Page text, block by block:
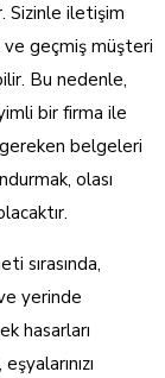
Sizinle iletişim
ve geçmiş müşteri
Bu nedenle,
bir firma ile
gereken belgeleri
olası
sırasında,
yerinde
hasarları